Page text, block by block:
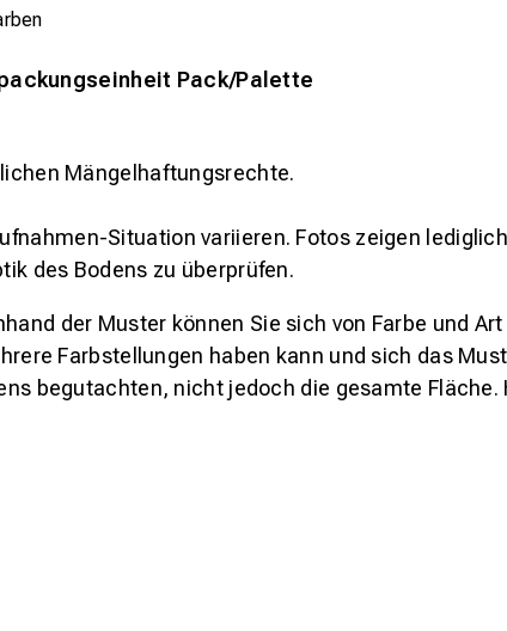
Pack/Palette
Mängelhaftungsrechte.
Situation variieren. Fotos zeigen
des Bodens zu überprüfen.
der Muster können Sie sich von Farbe und
Farbstellungen haben kann und sich das
begutachten, nicht jedoch die gesamte